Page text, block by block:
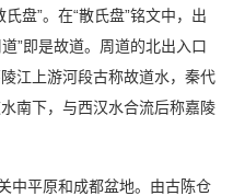
盘”。在“散氏盘”铭文中，出
”即是故道。周道的北出入口
江上游河段古称故道水，秦代
南下，与西汉水合流后称嘉陵
平原和成都盆地。由古陈仓